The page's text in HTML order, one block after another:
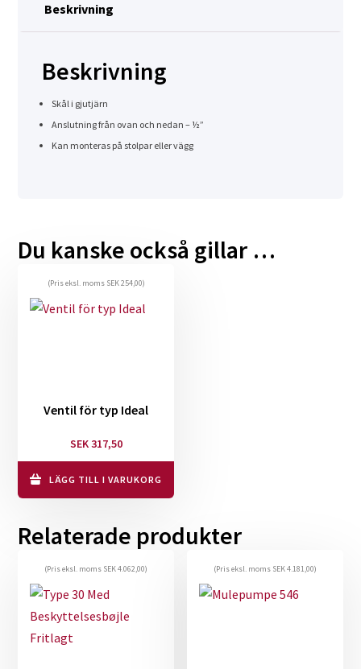
Beskrivning
Beskrivning
Skål i gjutjärn
Anslutning från ovan och nedan – ½”
Kan monteras på stolpar eller vägg
Du kanske också gillar …
(Pris eksl. moms SEK254,00)
Ventil för typ Ideal
SEK317,50
LÄGG TILL I VARUKORG
Relaterade produkter
(Pris eksl. moms SEK4.062,00) (Pris eksl. moms SEK4.181,00)